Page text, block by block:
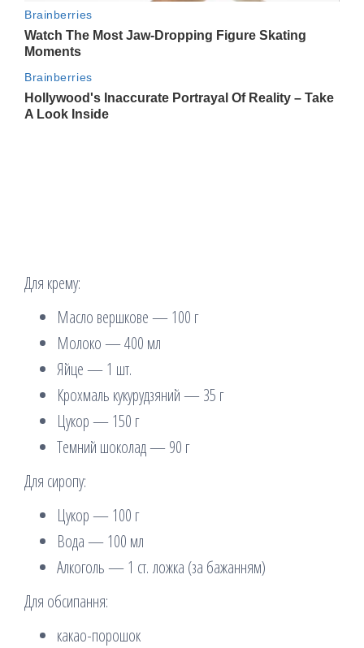
Для крему:
Масло вершкове — 100 г
Молоко — 400 мл
Яйце — 1 шт.
Крохмаль кукурудзяний — 35 г
Цукор — 150 г
Темний шоколад — 90 г
Для сиропу:
Цукор — 100 г
Вода — 100 мл
Алкоголь — 1 ст. ложка (за бажанням)
Для обсипання:
какао-порошок